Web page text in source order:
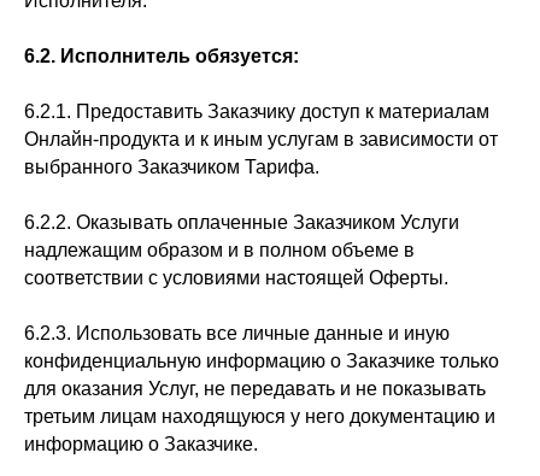
6.2. Исполнитель обязуется:
6.2.1. Предоставить Заказчику доступ к материалам
Онлайн-продукта и к иным услугам в зависимости от
выбранного Заказчиком Тарифа.
6.2.2. Оказывать оплаченные Заказчиком Услуги
надлежащим образом и в полном объеме в
соответствии с условиями настоящей Оферты.
6.2.3. Использовать все личные данные и иную
конфиденциальную информацию о Заказчике только
для оказания Услуг, не передавать и не показывать
третьим лицам находящуюся у него документацию и
информацию о Заказчике.